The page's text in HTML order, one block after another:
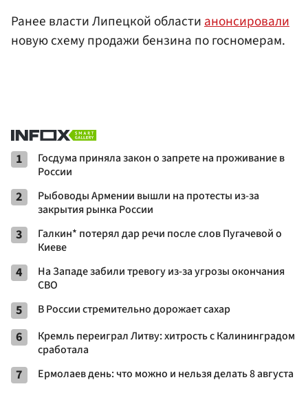
Ранее власти Липецкой областианонсировали
новую схему продажи бензина по госномерам.
1
Госдума приняла закон о запрете на проживание в
России
2
Рыбоводы Армении вышли на протесты из-за
закрытия рынка России
3
Галкин* потерял дар речи после слов Пугачевой о
Киеве
4
На Западе забили тревогу из-за угрозы окончания
СВО
5 В России стремительно дорожает сахар
6
Кремль переиграл Литву: хитрость с Калининградом
сработала
7 Ермолаев день: что можно и нельзя делать 8 августа